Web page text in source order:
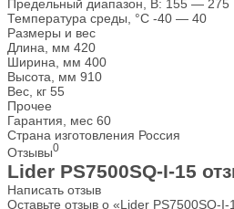
Предельный диапазон, В: 155 — 275
Температура среды, °С -40 — 40
Размеры и вес
Длина, мм 420
Ширина, мм 400
Высота, мм 910
Вес, кг 55
Прочее
Гарантия, мес 60
Страна изготовления Россия
Отзывы0
Lider PS7500SQ-I-15
Написать отзыв
Оставьте отзыв о «Lider PS7500SQ-